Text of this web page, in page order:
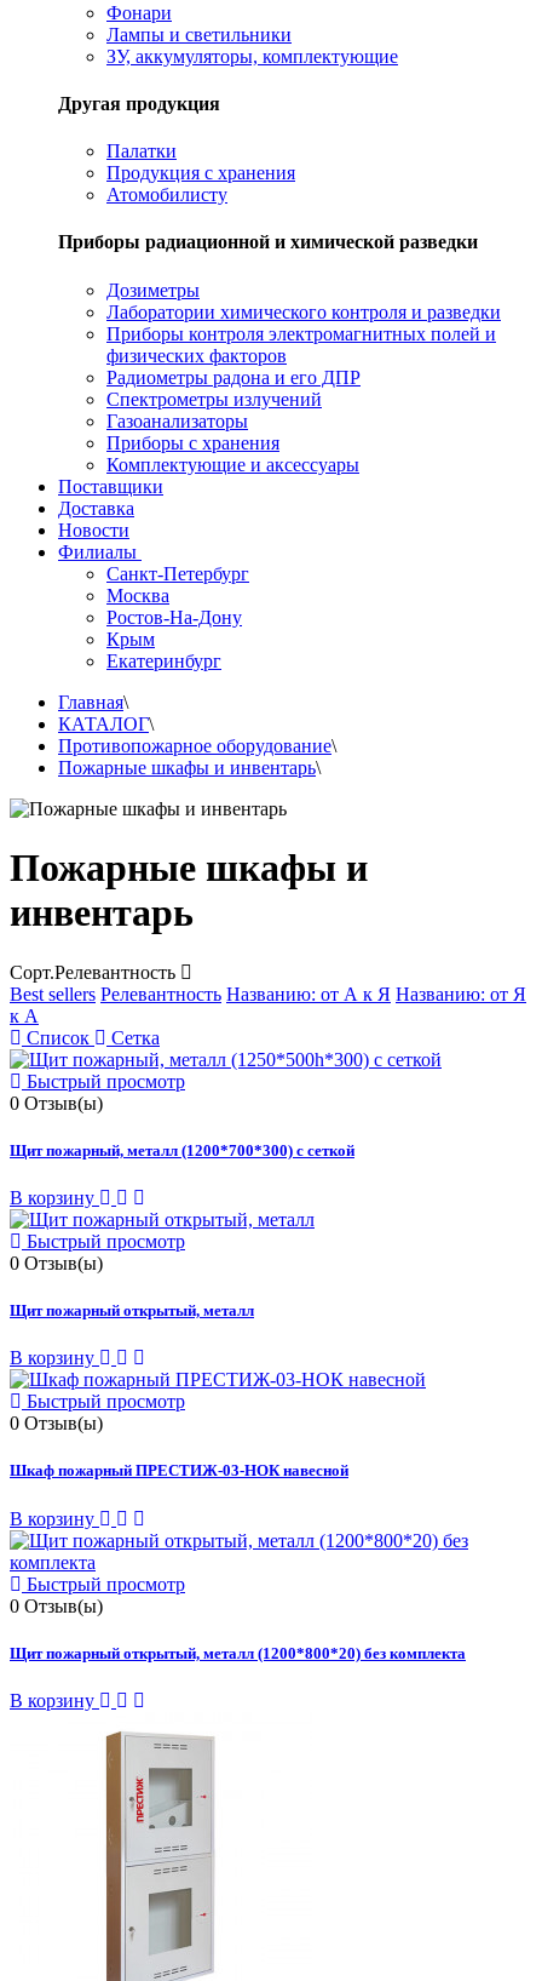
Фонари
Лампы и светильники
ЗУ, аккумуляторы, комплектующие
Другая продукция
Палатки
Продукция с хранения
Атомобилисту
Приборы радиационной и химической разведки
Дозиметры
Лаборатории химического контроля и разведки
Приборы контроля электромагнитных полей и
физических факторов
Радиометры радона и его ДПР
Спектрометры излучений
Газоанализаторы
Приборы с хранения
Комплектующие и аксессуары
Поставщики
Доставка
Новости
Филиалы
Санкт-Петербург
Москва
Ростов-На-Дону
Крым
Екатеринбург
Главная\
КАТАЛОГ\
Противопожарное оборудование\
Пожарные шкафы и инвентарь\
Пожарные шкафы и
инвентарь
Сорт.Релевантность
Best sellers Релевантность Названию: от А к Я Названию: от Я
к А
Список
Сетка
Быстрый просмотр
0 Отзыв(ы)
Щит пожарный, металл (1200*700*300) с сеткой
В корзину
Быстрый просмотр
0 Отзыв(ы)
Щит пожарный открытый, металл
В корзину
Быстрый просмотр
0 Отзыв(ы)
Шкаф пожарный ПРЕСТИЖ-03-НОК навесной
В корзину
Быстрый просмотр
0 Отзыв(ы)
Щит пожарный открытый, металл (1200*800*20) без комплекта
В корзину